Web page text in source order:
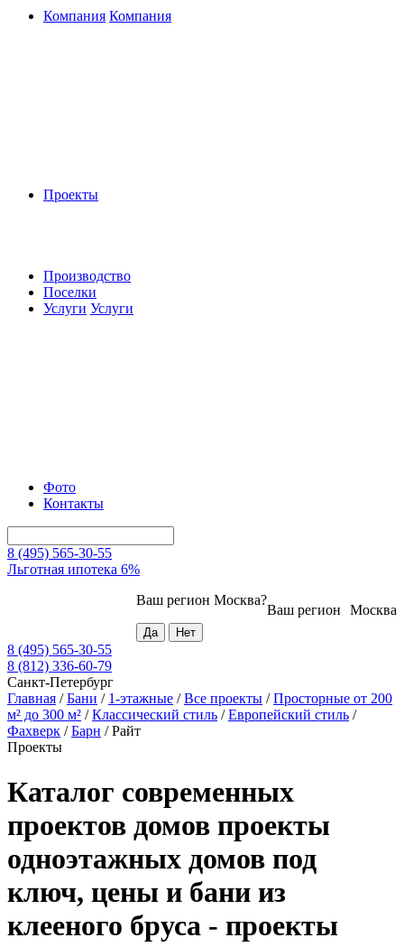
Компания Компания
Проекты
Производство
Поселки
Услуги Услуги
Фото
Контакты
8 (495) 565-30-55
Льготная ипотека 6%
Москва
Ваш регион
Ваш регион Москва?
8 (495) 565-30-55
8 (812) 336-60-79
Санкт-Петербург
Главная /Бани / 1-этажные /Все проекты /Просторные от 200
м² до 300 м² /Классический стиль /Европейский стиль /
Фахверк /Барн /Райт
Проекты
Каталог современных
проектов домов проекты
одноэтажных домов под
ключ, цены и бани из
клееного бруса - проекты